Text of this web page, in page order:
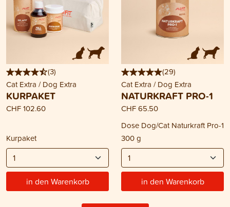
(3)
Cat Extra / Dog Extra
KURPAKET
CHF 102.60
Kurpaket
in den Warenkorb
(29)
Cat Extra / Dog Extra
NATURKRAFT PRO-1
CHF 65.50
Dose Dog/Cat Naturkraft Pro-1
300 g
in den Warenkorb